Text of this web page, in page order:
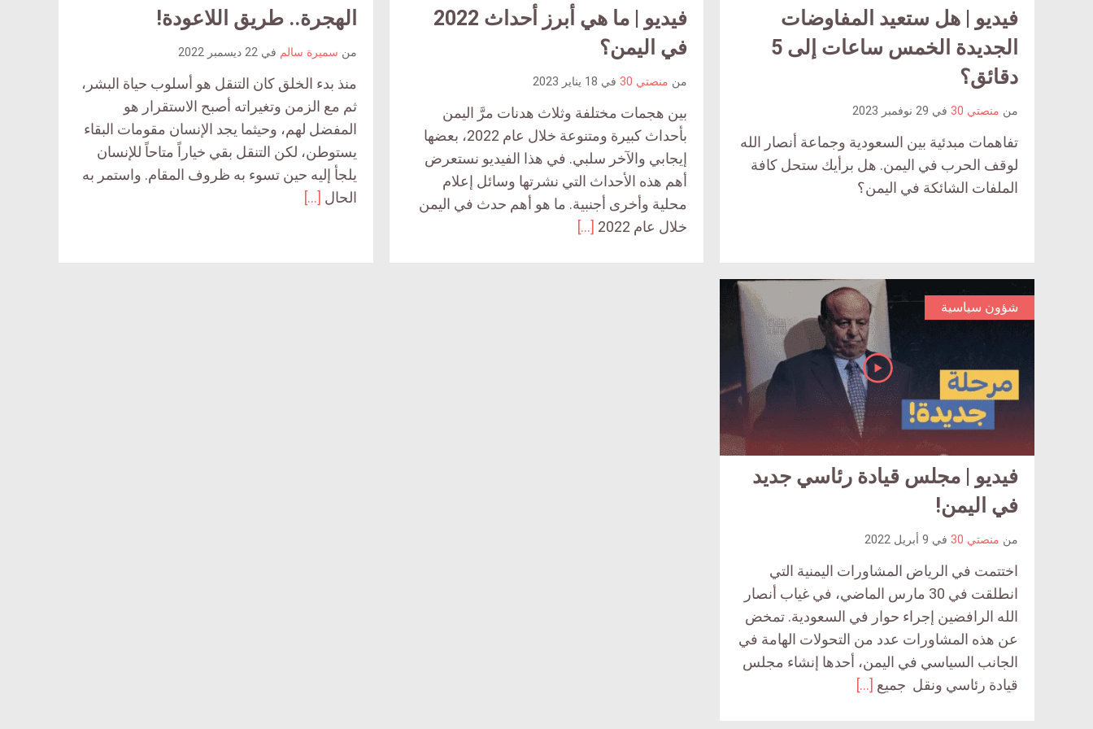
article
comment
فيديو | هل ستعيد المفاوضات
الجديدة الخمس ساعات إلى 5
دقائق؟
من منصتي 30 في 29 نوفمبر 2023
تفاهمات مبدئية بين السعودية وجماعة أنصار الله
لوقف الحرب في اليمن. هل برأيك ستحل كافة
الملفات الشائكة في اليمن؟
count
فيديو | ما هي أبرز أحداث 2022
في اليمن؟
من منصتي 30 في 18 يناير 2023
بين هجمات مختلفة وثلاث هدنات مرَّ اليمن
بأحداث كبيرة ومتنوعة خلال عام 2022، بعضها
إيجابي والآخر سلبي. في هذا الفيديو نستعرض
أهم هذه الأحداث التي نشرتها وسائل إعلام
محلية وأخرى أجنبية. ما هو أهم حدث في اليمن
خلال عام 2022
[…]
الهجرة.. طريق اللاعودة!
من سميرة سالم في22 ديسمبر 2022
منذ بدء الخلق كان التنقل هو أسلوب حياة البشر،
ثم مع الزمن وتغيراته أصبح الاستقرار هو
المفضل لهم، وحيثما يجد الإنسان مقومات البقاء
يستوطن، لكن التنقل بقي خياراً متاحاً للإنسان
يلجأ إليه حين تسوء به ظروف المقام. واستمر به
الحال […]
شؤون سياسية
فيديو | مجلس قيادة رئاسي جديد
في اليمن!
من منصتي 30 في 9 أبريل 2022
اختتمت في الرياض المشاورات اليمنية التي
انطلقت في 30 مارس الماضي، في غياب أنصار
الله الرافضين إجراء حوار في السعودية. تمخض
عن هذه المشاورات عدد من التحولات الهامة في
الجانب السياسي في اليمن، أحدها إنشاء مجلس
قيادة رئاسي ونقل جميع […]